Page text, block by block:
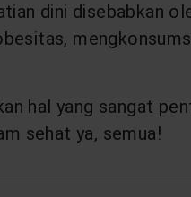
dini disebabkan
hal yang sangat
sehat ya, semua!